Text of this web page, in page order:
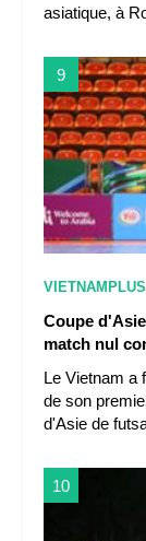
asiatique, à
9
VIETNAMPLUS
Coupe
match nul
Le Vietnam a
de son
d'Asie de
10